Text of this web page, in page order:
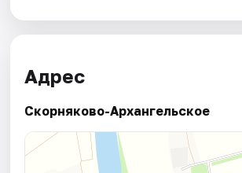
Адрес
Скорняково-Архангельское